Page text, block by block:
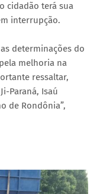
cidadão terá sua
interrupção.
determinações do
melhoria na
ressaltar,
Paraná, Isaú
de Rondônia”,